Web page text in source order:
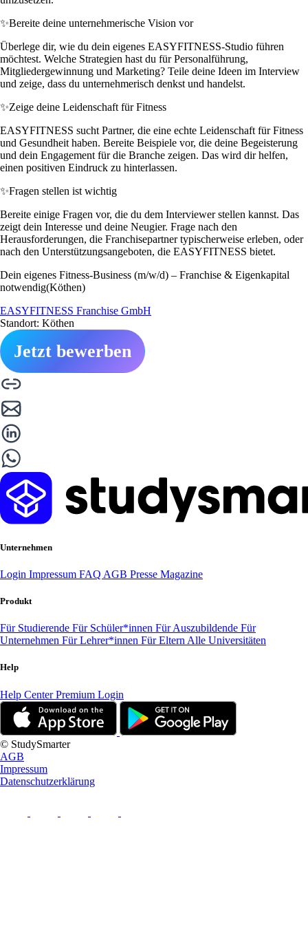
✨Bereite deine unternehmerische Vision vor
Überlege dir, wie du dein eigenes EASYFITNESS-Studio führen
möchtest. Welche Strategien hast du für Personalführung,
Mitgliedergewinnung und Marketing? Teile deine Ideen im Interview
und zeige, dass du unternehmerisch denkst und handelst.
✨Zeige deine Leidenschaft für Fitness
EASYFITNESS sucht Partner, die eine echte Leidenschaft für Fitness
und Gesundheit haben. Bereite Beispiele vor, die deine Begeisterung
und dein Engagement für die Branche zeigen. Das wird dir helfen,
einen positiven Eindruck zu hinterlassen.
✨Fragen stellen ist wichtig
Bereite einige Fragen vor, die du dem Interviewer stellen kannst. Das
zeigt dein Interesse und deine Neugier. Frage nach den
Herausforderungen, die Franchisepartner typischerweise erleben, oder
nach den Unterstützungsangeboten, die EASYFITNESS bietet.
Dein eigenes Fitness-Business (m/w/d) – Franchise & Eigenkapital
notwendig(Köthen)
EASYFITNESS Franchise GmbH
Standort: Köthen
Jetzt bewerben
Unternehmen
Login Impressum FAQ AGB Presse Magazine
Produkt
Für Studierende Für Schüler*innen Für Auszubildende Für
Unternehmen Für Lehrer*innen Für Eltern Alle Universitäten
Help
Help CenterPremium Login
© StudySmarter
AGB
Impressum
Datenschutzerklärung